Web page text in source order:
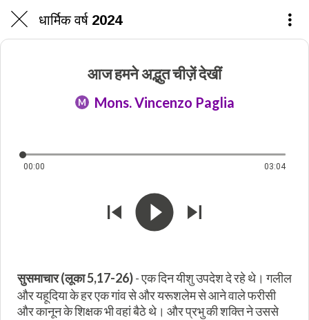
धार्मिक वर्ष 2024
आज हमने अद्भुत चीज़ें देखीं
M Mons. Vincenzo Paglia
00:00 03:04
सुसमाचार (लूका 5,17-26)- एक दिन यीशु उपदेश दे रहे थे। गलील
और यहूदिया के हर एक गांव से और यरूशलेम से आने वाले फरीसी
और कानून के शिक्षक भी वहां बैठे थे। और प्रभु की शक्ति ने उससे